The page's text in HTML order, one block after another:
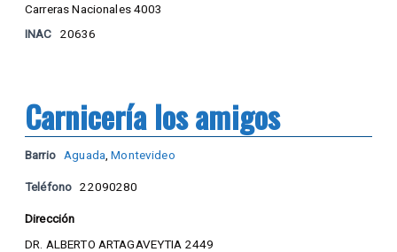
Carreras Nacionales 4003
INAC
20636
Carnicería los amigos
Barrio Aguada ,Montevideo
Teléfono 22090280
Dirección
DR. ALBERTO ARTAGAVEYTIA 2449